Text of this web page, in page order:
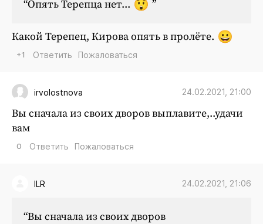
“Опять Терепца нет...
”
Какой Терепец, Кирова опять в пролёте.
+1 Ответить Пожаловаться
irvolostnova 24.02.2021, 21:00
Вы сначала из своих дворов выплавите,..удачи
вам
0 Ответить Пожаловаться
ILR 24.02.2021, 21:06
“Вы сначала из своих дворов